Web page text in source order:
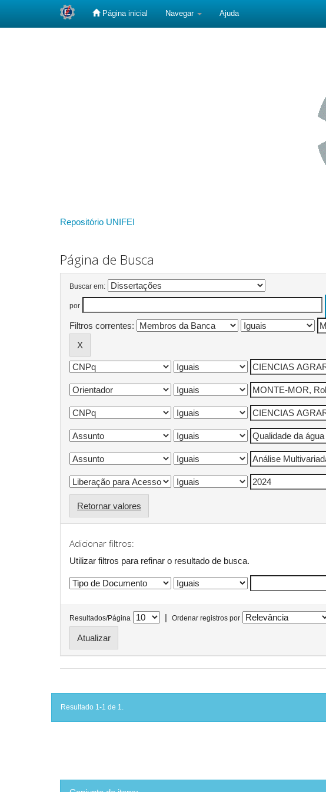
Página inicial Navegar Ajuda
Repositório UNIFEI
Página de Busca
Buscar em:
por
Filtros correntes:
Retornar valores
Adicionar filtros:
Utilizar filtros para refinar o resultado de busca.
Resultados/Página | Ordenar registros por
Resultado 1-1 de 1.